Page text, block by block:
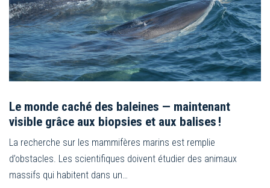
Le monde caché des baleines — maintenant
visible grâce aux biopsies et aux balises !
La recherche sur les mammifères marins est remplie
d’obstacles. Les scientifiques doivent étudier des animaux
massifs qui habitent dans un…